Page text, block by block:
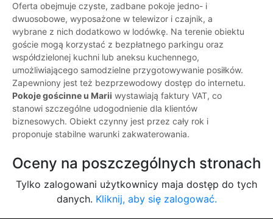
Oferta obejmuje czyste, zadbane pokoje jedno- i
dwuosobowe, wyposażone w telewizor i czajnik, a
wybrane z nich dodatkowo w lodówkę. Na terenie obiektu
goście mogą korzystać z bezpłatnego parkingu oraz
współdzielonej kuchni lub aneksu kuchennego,
umożliwiającego samodzielne przygotowywanie posiłków.
Zapewniony jest też bezprzewodowy dostęp do internetu.
Pokoje gościnne u Marii wystawiają faktury VAT, co
stanowi szczególne udogodnienie dla klientów
biznesowych. Obiekt czynny jest przez cały rok i
proponuje stabilne warunki zakwaterowania.
Oceny na poszczególnych stronach
Tylko zalogowani użytkownicy maja dostęp do tych
danych. Kliknij, aby się zalogować.